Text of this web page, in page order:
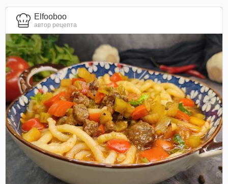
Elfooboo
автор рецепта